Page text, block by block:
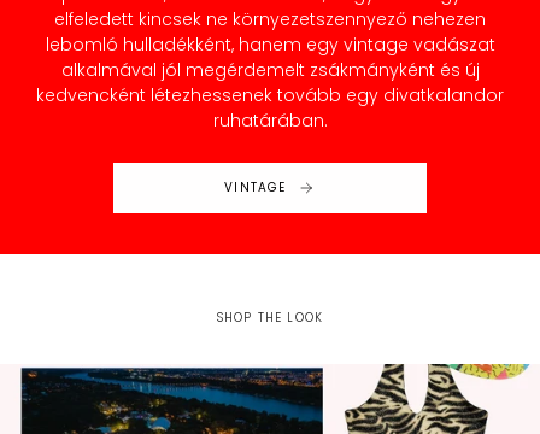
elfeledett kincsek ne környezetszennyező nehezen
lebomló hulladékként, hanem egy vintage vadászat
alkalmával jól megérdemelt zsákmányként és új
kedvencként létezhessenek tovább egy divatkalandor
ruhatárában.
VINTAGE
SHOP THE LOOK